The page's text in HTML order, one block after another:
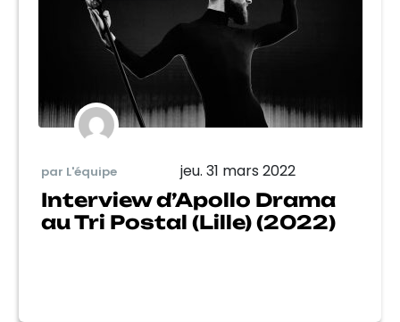
par L'équipe jeu. 31 mars 2022
Interview d’Apollo Drama
au Tri Postal (Lille) (2022)